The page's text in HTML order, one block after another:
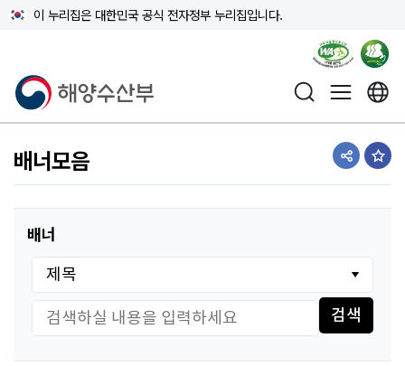
이 누리집은 대한민국 공식 전자정부 누리집입니다.
해양수산부
배너모음 공유하
즐
배너